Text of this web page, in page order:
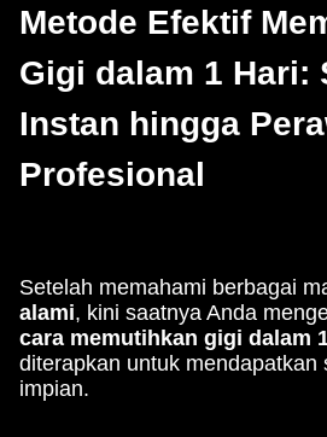
Metode Efektif
Gigi dalam 1 Hari:
Instan hingga
Profesional
Setelah memahami berbagai
alami, kini saatnya Anda
cara memutihkan gigi dalam
diterapkan untuk mendapatkan
impian.